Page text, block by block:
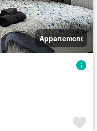
Appartement